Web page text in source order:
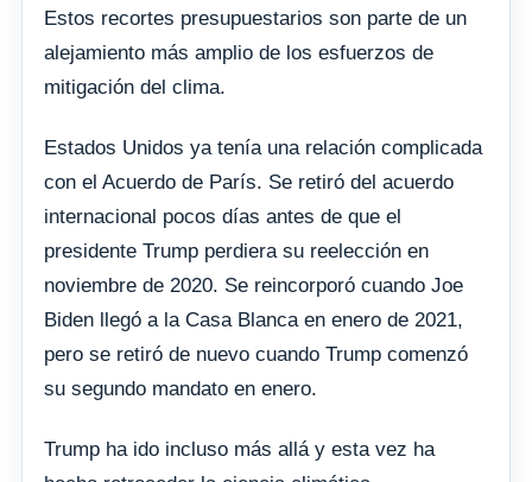
Estos recortes presupuestarios son parte de un
alejamiento más amplio de los esfuerzos de
mitigación del clima.
Estados Unidos ya tenía una relación complicada
con el Acuerdo de París. Se retiró del acuerdo
internacional pocos días antes de que el
presidente Trump perdiera su reelección en
noviembre de 2020. Se reincorporó cuando Joe
Biden llegó a la Casa Blanca en enero de 2021,
pero se retiró de nuevo cuando Trump comenzó
su segundo mandato en enero.
Trump ha ido incluso más allá y esta vez ha